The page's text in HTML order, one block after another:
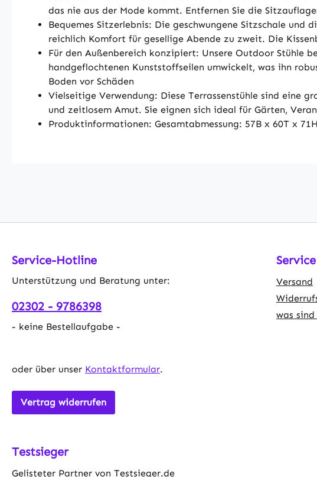
das nie aus der Mode kommt. Entfernen Sie die
Bequemes Sitzerlebnis: Die geschwungene Sitzschale
reichlich Komfort für gesellige Abende zu zweit. Die
Für den Außenbereich konzipiert: Unsere Outdoor Stühle
handgeflochtenen Kunststoffseilen umwickelt, was ihn
Boden vor Schäden
Vielseitige Verwendung: Diese Terrassenstühle sind eine
und zeitlosem Amut. Sie eignen sich ideal für Gärten,
Produktinformationen: Gesamtabmessung: 57B x 60T x
Service-Hotline
Unterstützung und Beratung unter:
02302 - 9786398
- keine Bestellaufgabe -
oder über unser Kontaktformular.
Vertrag widerrufen
Service
Versand
was sind
Testsieger
Gelisteter Partner von Testsieger.de